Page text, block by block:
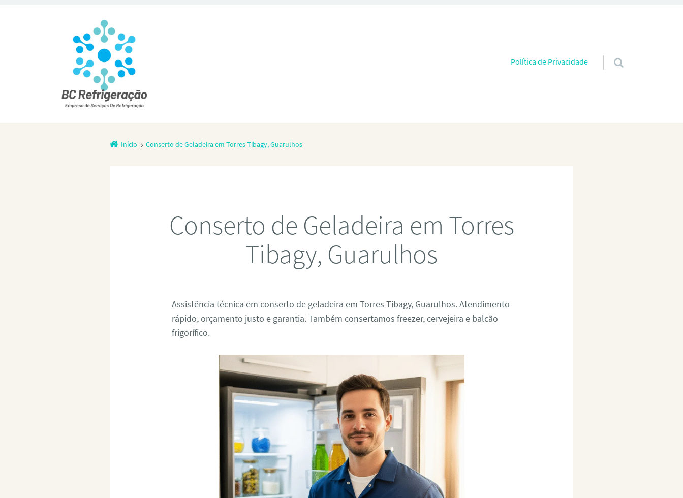
Pular para o conteúdo
Política de Privacidade
Início Conserto de Geladeira em Torres Tibagy, Guarulhos
Conserto de Geladeira em Torres
Tibagy, Guarulhos
Assistência técnica em conserto de geladeira em Torres Tibagy, Guarulhos. Atendimento
rápido, orçamento justo e garantia. Também consertamos freezer, cervejeira e balcão
frigorífico.